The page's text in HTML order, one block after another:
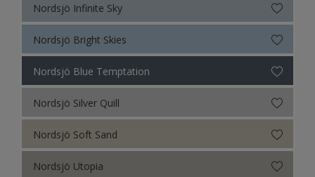
Nordsjö Infinite Sky
Nordsjö Bright Skies
Nordsjö Blue Temptation
Nordsjö Silver Quill
Nordsjö Soft Sand
Nordsjö Utopia